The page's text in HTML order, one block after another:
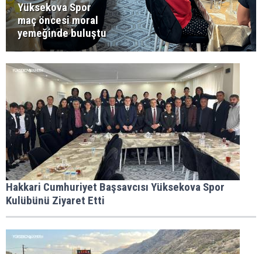
Yüksekova Spor
maç öncesi moral
yemeğinde buluştu
Hakkari Cumhuriyet Başsavcısı Yüksekova Spor
Kulübünü Ziyaret Etti